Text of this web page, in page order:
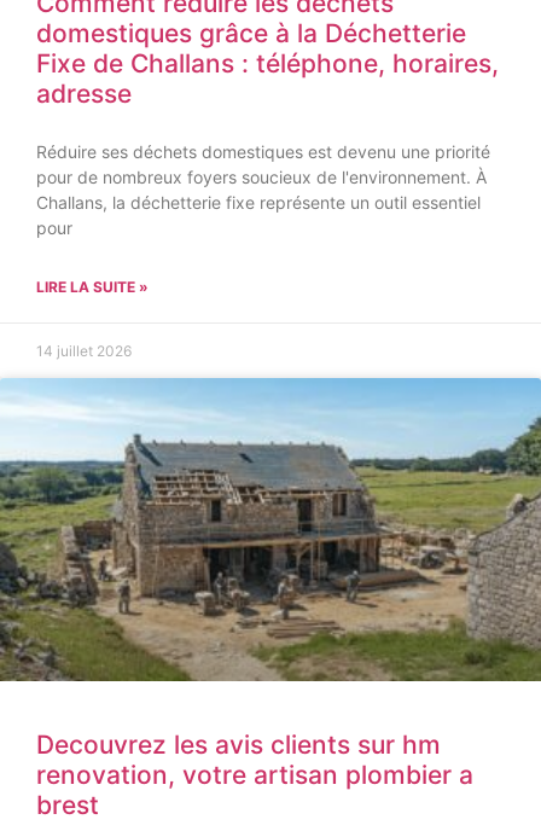
domestiques grâce à la Déchetterie
Fixe de Challans : téléphone, horaires,
adresse
Réduire ses déchets domestiques est devenu une priorité
pour de nombreux foyers soucieux de l'environnement. À
Challans, la déchetterie fixe représente un outil essentiel
pour
LIRE LA SUITE »
14 juillet 2026
Decouvrez les avis clients sur hm
renovation, votre artisan plombier a
brest